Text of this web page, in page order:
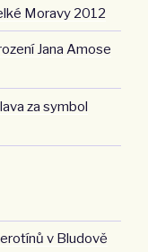
Moravy 2012
Jana Amose
za symbol
v Bludově